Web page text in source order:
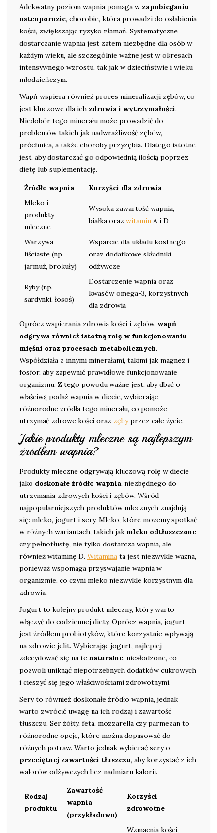
Adekwatny poziom wapnia pomaga w zapobieganiu
osteoporozie, chorobie, która prowadzi do osłabienia
kości, zwiększając ryzyko złamań. Systematyczne
dostarczanie wapnia jest zatem niezbędne dla osób w
każdym wieku, ale szczególnie ważne jest w okresach
intensywnego wzrostu, tak jak w dzieciństwie i wieku
młodzieńczym.
Wapń wspiera również proces mineralizacji zębów, co
jest kluczowe dla ich zdrowia i wytrzymałości.
Niedobór tego minerału może prowadzić do
problemów takich jak nadwrażliwość zębów,
próchnica, a także choroby przyzębia. Dlatego istotne
jest, aby dostarczać go odpowiednią ilością poprzez
dietę lub suplementację.
Źródło wapnia
Korzyści dla zdrowia
Mleko i
produkty
mleczne
Wysoka zawartość wapnia,
białka oraz witamin A i D
Warzywa
liściaste (np.
jarmuż, brokuły)
Wsparcie dla układu kostnego
oraz dodatkowe składniki
odżywcze
Ryby (np.
sardynki, łosoś)
Dostarczenie wapnia oraz
kwasów omega-3, korzystnych
dla zdrowia
Oprócz wspierania zdrowia kości i zębów, wapń
odgrywa również istotną rolę w funkcjonowaniu
mięśni oraz procesach metabolicznych.
Współdziała z innymi minerałami, takimi jak magnez i
fosfor, aby zapewnić prawidłowe funkcjonowanie
organizmu. Z tego powodu ważne jest, aby dbać o
właściwą podaż wapnia w diecie, wybierając
różnorodne źródła tego minerału, co pomoże
utrzymać zdrowe kości oraz zębyprzez całe życie.
Jakie produkty mleczne są najlepszym
źródłem wapnia?
Produkty mleczne odgrywają kluczową rolę w diecie
jako doskonałe źródło wapnia, niezbędnego do
utrzymania zdrowych kości i zębów. Wśród
najpopularniejszych produktów mlecznych znajdują
się: mleko, jogurt i sery. Mleko, które możemy spotkać
w różnych wariantach, takich jak mleko odtłuszczone
czy pełnotłustę, nie tylko dostarcza wapnia, ale
również witaminę D. Witamina ta jest niezwykle ważna,
ponieważ wspomaga przyswajanie wapnia w
organizmie, co czyni mleko niezwykle korzystnym dla
zdrowia.
Jogurt to kolejny produkt mleczny, który warto
włączyć do codziennej diety. Oprócz wapnia, jogurt
jest źródłem probiotyków, które korzystnie wpływają
na zdrowie jelit. Wybierając jogurt, najlepiej
zdecydować się na te naturalne, niesłodzone, co
pozwoli uniknąć niepotrzebnych dodatków cukrowych
i cieszyć się jego właściwościami zdrowotnymi.
Sery to również doskonałe źródło wapnia, jednak
warto zwrócić uwagę na ich rodzaj i zawartość
tłuszczu. Ser żółty, feta, mozzarella czy parmezan to
różnorodne opcje, które można dopasować do
różnych potraw. Warto jednak wybierać sery o
przeciętnej zawartości tłuszczu, aby korzystać z ich
walorów odżywczych bez nadmiaru kalorii.
Rodzaj
produktu
Zawartość
wapnia
(przykładowo)
Korzyści
zdrowotne
Wzmacnia kości,